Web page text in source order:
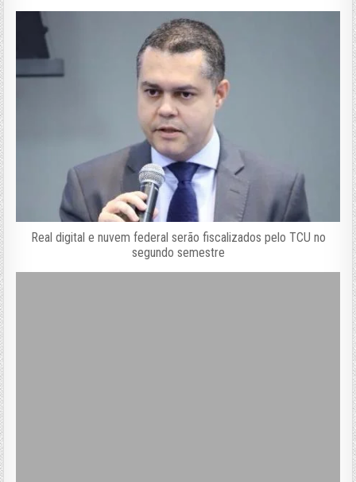
Real digital e nuvem federal serão fiscalizados pelo TCU no
segundo semestre